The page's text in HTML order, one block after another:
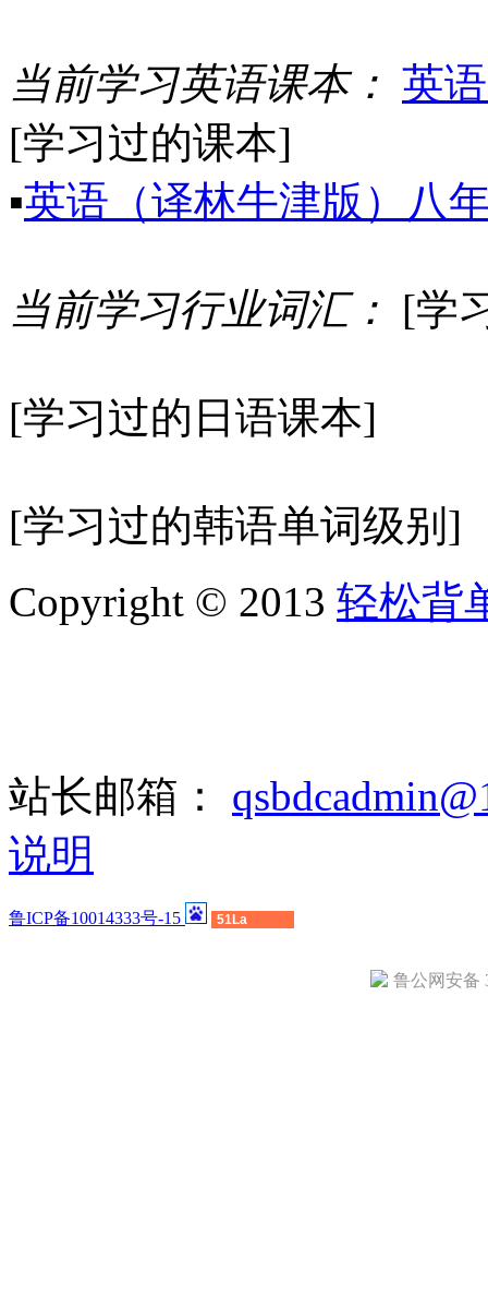
当前学习英语课本： 英
[学习过的课本]
▪英语（译林牛津版）八
当前学习行业词汇： [学
[学习过的日语课本]
[学习过的韩语单词级别]
Copyright © 2013 轻松背
站长邮箱：
说明
鲁ICP备10014333号-15 51La
鲁公网安备